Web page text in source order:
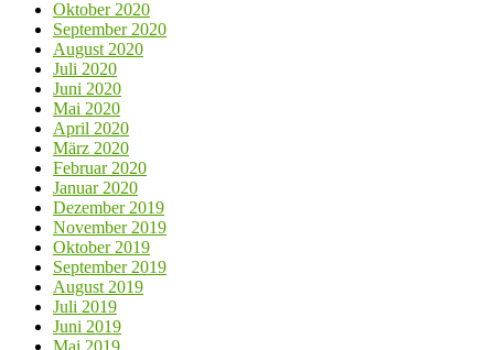
Oktober 2020
September 2020
August 2020
Juli 2020
Juni 2020
Mai 2020
April 2020
März 2020
Februar 2020
Januar 2020
Dezember 2019
November 2019
Oktober 2019
September 2019
August 2019
Juli 2019
Juni 2019
Mai 2019